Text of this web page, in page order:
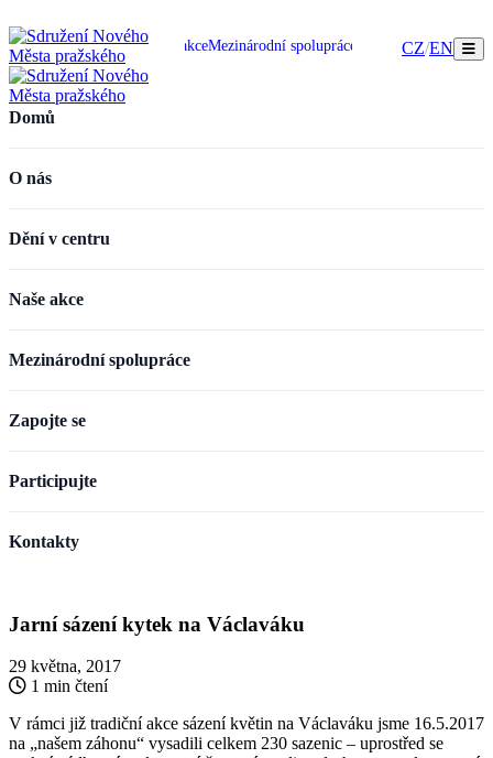
O násDění v centruNaše akceMezinárodní spolupráce Zapojte seParticipujte
CZ/EN
Domů
O nás
Dění v centru
Naše akce
Mezinárodní spolupráce
Zapojte se
Participujte
Kontakty
Jarní sázení kytek na Václaváku
29 května, 2017
1 min čtení
V rámci již tradiční akce sázení květin na Václaváku jsme 16.5.2017
na „našem záhonu“ vysadili celkem 230 sazenic – uprostřed se